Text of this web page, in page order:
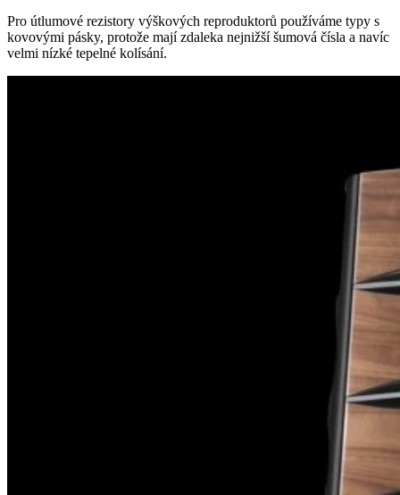
Pro útlumové rezistory výškových reproduktorů používáme typy s
kovovými pásky, protože mají zdaleka nejnižší šumová čísla a navíc
velmi nízké tepelné kolísání.